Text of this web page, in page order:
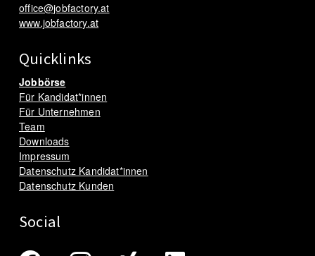
office@jobfactory.at
www.jobfactory.at
Quicklinks
Jobbörse
Für Kandidat*innen
Für Unternehmen
Team
Downloads
Impressum
Datenschutz Kandidat*innen
Datenschutz Kunden
Social